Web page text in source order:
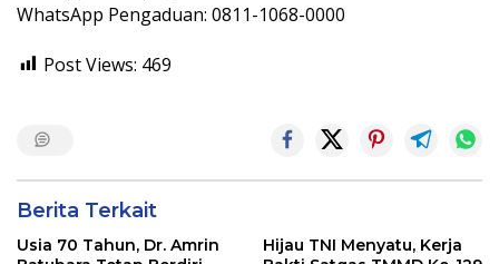
WhatsApp Pengaduan: 0811-1068-0000
Post Views: 469
Berita Terkait
Usia 70 Tahun, Dr. Amrin
Hijau TNI Menyatu, Kerja